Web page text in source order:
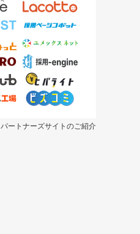
パートナーズサイトのご紹介